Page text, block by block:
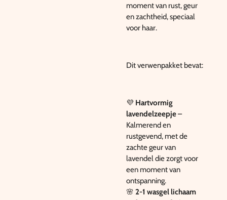
moment van rust, geur
en zachtheid, speciaal
voor haar.
Dit verwenpakket bevat:
💜 Hartvormig
lavendelzeepje–
Kalmerend en
rustgevend, met de
zachte geur van
lavendel die zorgt voor
een moment van
ontspanning.
🌸 2-1 wasgel lichaam